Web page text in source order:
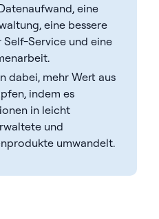
eine
eine bessere
Service und eine
dabei, mehr Wert aus
indem es
in leicht
und
umwandelt.